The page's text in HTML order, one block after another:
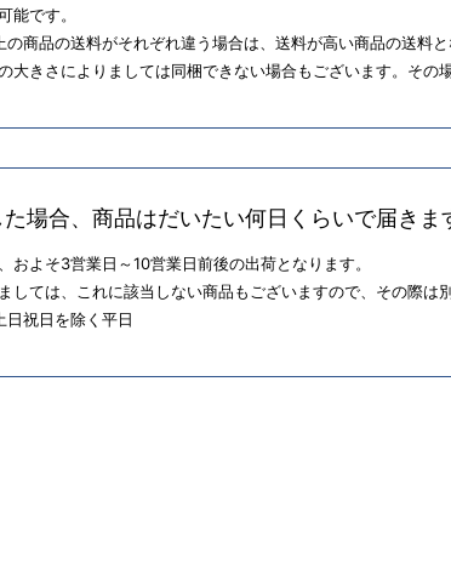
能です。
の商品の送料がそれぞれ違う場合は、送料が高い商品の送料と
大きさによりましては同梱できない場合もございます。その
場合、商品はだいたい何日くらいで届きま
およそ3営業日～10営業日前後の出荷となります。
しては、これに該当しない商品もございますので、その際は
日祝日を除く平日